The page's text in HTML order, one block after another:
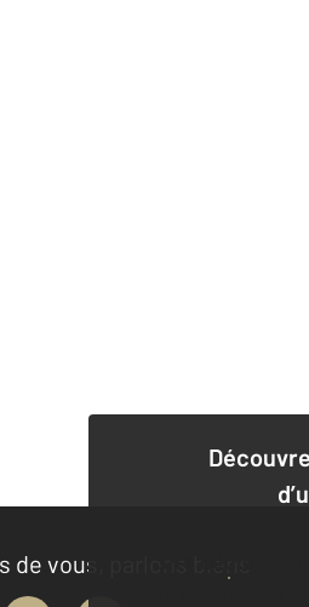
de vous, parlons biens